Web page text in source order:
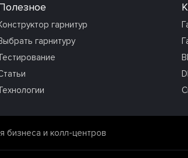
гарнитур
гарнитуру
бизнеса и колл-центров